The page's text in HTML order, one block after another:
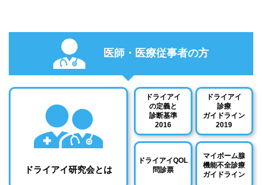
医師・医療従事者の方
ドライアイ研究会とは
ドライアイ
の定義と
診断基準
2016
ドライアイ
診療
ガイドライン
2019
ドライアイQOL
問診票
マイボーム腺
機能不全診療
ガイドライン